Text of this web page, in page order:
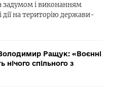
задумом і виконанням
дії на територію держави-
Ращук: «Воєнні
спільного з